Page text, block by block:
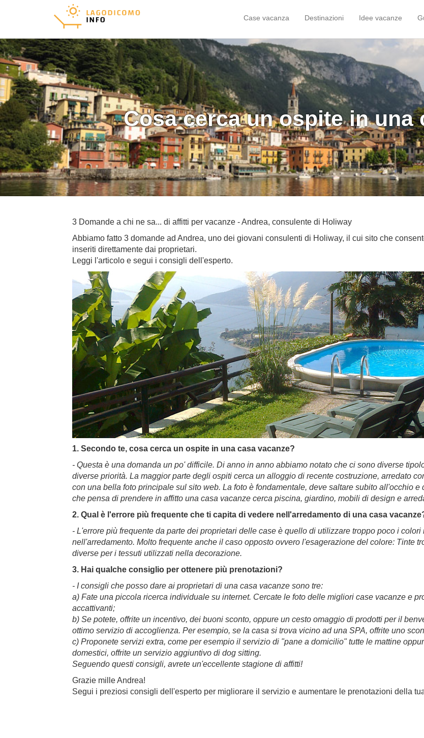
Case vacanza Destinazioni Idee vacanze
Cosa cerca un ospite in una
3 Domande a chi ne sa... di affitti per vacanze - Andrea, consulente di Holiway
Abbiamo fatto 3 domande ad Andrea, uno dei giovani consulenti di Holiway, il cui sito che
inseriti direttamente dai proprietari.
Leggi l'articolo e segui i consigli dell'esperto.
1. Secondo te, cosa cerca un ospite in una casa vacanze?
- Questa è una domanda un po' difficile. Di anno in anno abbiamo notato che ci sono diverse
diverse priorità. La maggior parte degli ospiti cerca un alloggio di recente costruzione, arredato
con una bella foto principale sul sito web. La foto è fondamentale, deve saltare subito all'occhio
che pensa di prendere in affitto una casa vacanze cerca piscina, giardino, mobili di design e
2. Qual è l'errore più frequente che ti capita di vedere nell'arredamento di una casa
- L'errore più frequente da parte dei proprietari delle case è quello di utilizzare troppo poco i
nell'arredamento. Molto frequente anche il caso opposto ovvero l'esagerazione del colore: Tinte
diverse per i tessuti utilizzati nella decorazione.
3. Hai qualche consiglio per ottenere più prenotazioni?
- I consigli che posso dare ai proprietari di una casa vacanze sono tre:
a) Fate una piccola ricerca individuale su internet. Cercate le foto delle migliori case vacanze e
accattivanti;
b) Se potete, offrite un incentivo, dei buoni sconto, oppure un cesto omaggio di prodotti per il
ottimo servizio di accoglienza. Per esempio, se la casa si trova vicino ad una SPA, offrite uno
c) Proponete servizi extra, come per esempio il servizio di "pane a domicilio" tutte le mattine
domestici, offrite un servizio aggiuntivo di dog sitting.
Seguendo questi consigli, avrete un'eccellente stagione di affitti!
Grazie mille Andrea!
Segui i preziosi consigli dell'esperto per migliorare il servizio e aumentare le prenotazioni della